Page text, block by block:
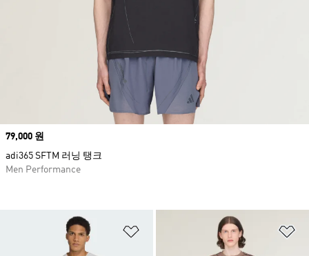
위시리스트 담기
Price
79,000 원
adi365 SFTM 러닝 탱크
Men Performance